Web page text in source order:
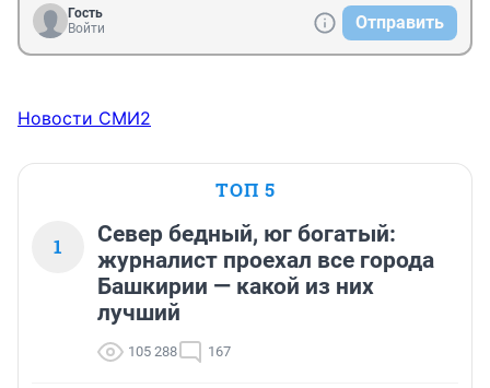
Гость
Войти
Отправить
Новости СМИ2
ТОП 5
1
Север бедный, юг богатый:
журналист проехал все города
Башкирии — какой из них
лучший
105 288 167